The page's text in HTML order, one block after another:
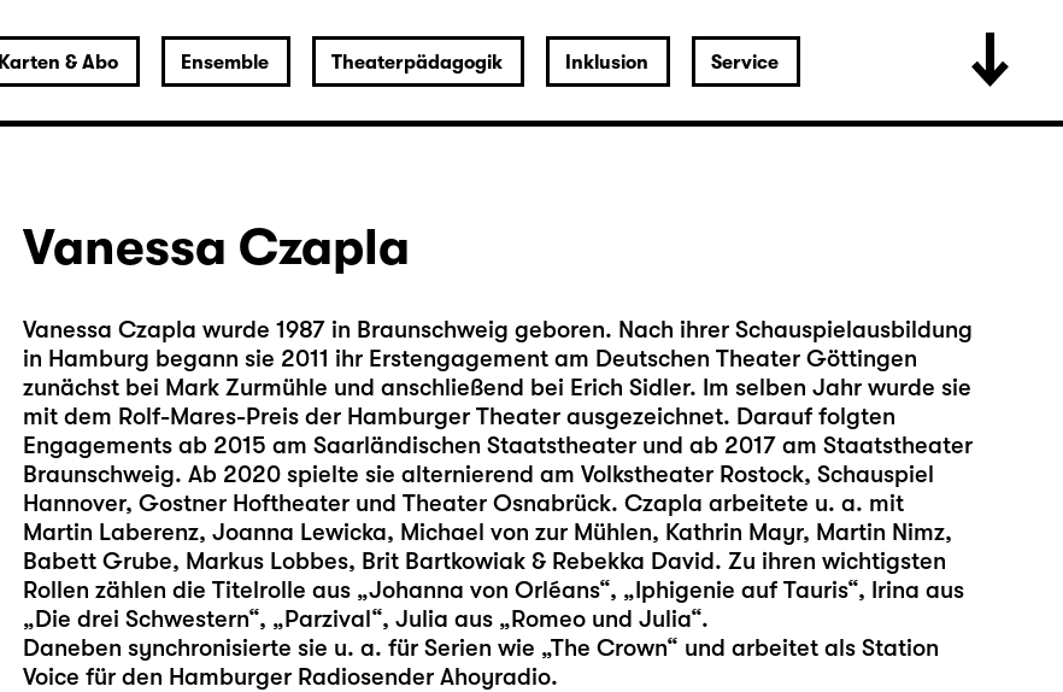
Karten & Abo Ensemble Theaterpädagogik Inklusion Service
Vanessa Czapla
Vanessa Czapla wurde 1987 in Braunschweig geboren. Nach ihrer Schauspielausbildung
in Hamburg begann sie 2011 ihr Erstengagement am Deutschen Theater Göttingen
zunächst bei Mark Zurmühle und anschließend bei Erich Sidler. Im selben Jahr wurde sie
mit dem Rolf-Mares-Preis der Hamburger Theater ausgezeichnet. Darauf folgten
Engagements ab 2015 am Saarländischen Staatstheater und ab 2017 am Staatstheater
Braunschweig. Ab 2020 spielte sie alternierend am Volkstheater Rostock, Schauspiel
Hannover, Gostner Hoftheater und Theater Osnabrück. Czapla arbeitete u. a. mit
Martin Laberenz, Joanna Lewicka, Michael von zur Mühlen, Kathrin Mayr, Martin Nimz,
Babett Grube, Markus Lobbes, Brit Bartkowiak & Rebekka David. Zu ihren wichtigsten
Rollen zählen die Titelrolle aus „Johanna von Orléans“, „Iphigenie auf Tauris“, Irina aus
„Die drei Schwestern“, „Parzival“, Julia aus „Romeo und Julia“.
Daneben synchronisierte sie u. a. für Serien wie „The Crown“ und arbeitet als Station
Voice für den Hamburger Radiosender Ahoyradio.